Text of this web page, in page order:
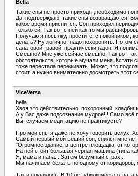
Bella
Такие сны не просто приходят,необходимо
Да, подтверждаю, такие сны возвращаются.
какое время приснится. Сон приходил
только ей. Так вот с ней как-то мы
Получаю я посылку, простите, с покойником,
делать? Ну логично, надо похоронить. Потом
салатовой травой, практически газон. Я
Смешно? Мне уже сейчас смешно. Так вот так
обстоятельств. которые мучали меня.
тоже перестала переживать. Может, это
стоит, а нужно внимательно досмотреть этот
ViceVersa
bella
Хвоя это действительно, похоронный,
А у Вас даже подсознание мудрое!!! Само всё
Вы, случаем медитацию не практикуете?
Про мои сны я даже не хочу говорить вслух.
Самый первый мой вещий сон, снился мне лет
"Огромное здание, в центре площадка, от
На ней стоит большая черная машина (типа
Я, мама и папа... Затем безумный страх...
Мы начинаем бежать по одному от коридоров,